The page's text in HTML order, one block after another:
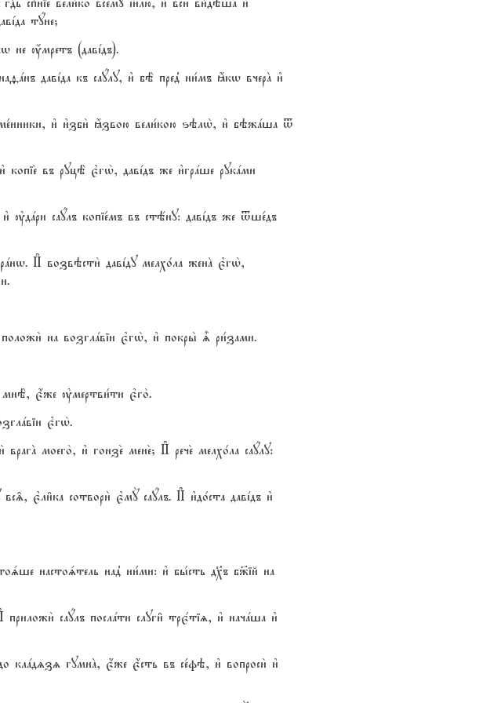
тyне;
не ќмретъ (давjдъ).
давjда къ саyлу, и3 бЁ пред8 ни1мъ ћкw вчерA и3
и3 и3зби2 ћзвою вели1кою ѕэлw2, и3 бэжaша t
въ руцЁ є3гw2, давjдъ же и3грaше рукaми
ўдaри саyлъ копіе1мъ въ стёну: давjдъ же tше1дъ
И# возвэсти2 давjду мелхо1ла женA є3гw2,
на возглaвіи є3гw2, и3 покры2 | ри1зами.
є4же ўмертви1ти є3го2.
є3гw2.
моего2, и3 гонзе2 мене2; И# рече2 мелхо1ла саyлу:
є3ли6ка сотвори2 є3мY саyлъ. И# и3до1ста давjдъ и3
настоsтель над8 ни1ми: и3 бы1сть д¦ъ б9ій на
саyлъ послaти слуги6 трє1тіz, и3 начaша и3
клaдzзz гумнA, є4же є4сть въ се1фэ, и3 вопроси2 и3